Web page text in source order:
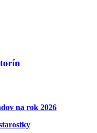
na rok 2026